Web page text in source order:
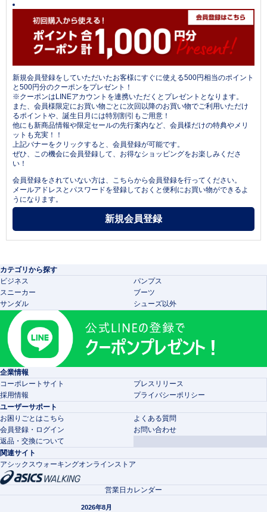
新規会員登録をしていただいたお客様にすぐに使える500円相当のポイント
と500円分のクーポンをプレゼント！
※クーポンはLINEアカウントを連携いただくとプレゼントとなります。
また、会員様限定にお買い物ごとに次回以降のお買い物でご利用いただけ
るポイントや、誕生日月には特別割引もご用意！
他にも新商品情報や限定セールの先行案内など、会員様だけの特典やメリ
ットも充実！！
上記バナーをクリックすると、会員登録が可能です。
ぜひ、この機会に会員登録して、お得なショッピングをお楽しみくださ
い！
会員登録をされていない方は、こちらから会員登録を行ってください。
メールアドレスとパスワードを登録しておくと便利にお買い物ができるよ
うになります。
カテゴリから探す
ビジネス
パンプス
スニーカー
ブーツ
サンダル
シューズ以外
企業情報
コーポレートサイト
プレスリリース
採用情報
プライバシーポリシー
ユーザーサポート
お困りごとはこちら
よくある質問
会員登録・ログイン
お問い合わせ
返品・交換について
関連サイト
アシックスウォーキングオンラインストア
営業日カレンダー
2026年8月